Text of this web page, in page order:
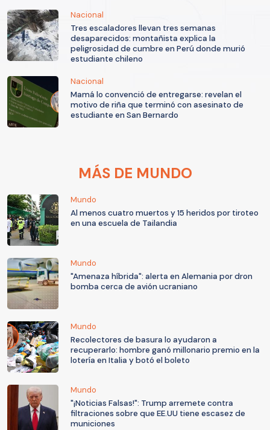
Nacional
Tres escaladores llevan tres semanas
desaparecidos: montañista explica la
peligrosidad de cumbre en Perú donde murió
estudiante chileno
Nacional
Mamá lo convenció de entregarse: revelan el
motivo de riña que terminó con asesinato de
estudiante en San Bernardo
MÁS DE MUNDO
Mundo
Al menos cuatro muertos y 15 heridos por tiroteo
en una escuela de Tailandia
Mundo
"Amenaza híbrida": alerta en Alemania por dron
bomba cerca de avión ucraniano
Mundo
Recolectores de basura lo ayudaron a
recuperarlo: hombre ganó millonario premio en la
lotería en Italia y botó el boleto
Mundo
"¡Noticias Falsas!": Trump arremete contra
filtraciones sobre que EE.UU tiene escasez de
municiones